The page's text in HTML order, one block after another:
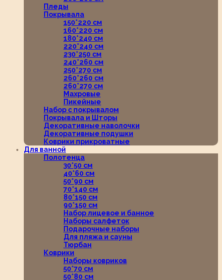
Пледы
Покрывала
150*220 см
160*220 см
180*240 см
220*240 см
230*250 см
240*260 см
250*270 см
260*260 см
260*270 см
Махровые
Пикейные
Набор с покрывалом
Покрывала и Шторы
Декоративные наволочки
Декоративные подушки
Коврики прикроватные
Для ванной
Полотенца
30*50 см
40*60 см
50*90 см
70*140 см
80*150 см
90*150 см
Набор лицевое и банное
Наборы салфеток
Подарочные наборы
Для пляжа и сауны
Тюрбан
Коврики
Наборы ковриков
50*70 см
50*80 см